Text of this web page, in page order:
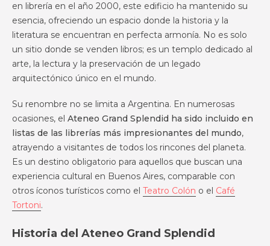
en librería en el año 2000, este edificio ha mantenido su
esencia, ofreciendo un espacio donde la historia y la
literatura se encuentran en perfecta armonía. No es solo
un sitio donde se venden libros; es un templo dedicado al
arte, la lectura y la preservación de un legado
arquitectónico único en el mundo.
Su renombre no se limita a Argentina. En numerosas
ocasiones, el Ateneo Grand Splendid ha sido incluido en
listas de las librerías más impresionantes del mundo,
atrayendo a visitantes de todos los rincones del planeta.
Es un destino obligatorio para aquellos que buscan una
experiencia cultural en Buenos Aires, comparable con
otros íconos turísticos como el Teatro Colón o el Café
Tortoni.
Historia del Ateneo Grand Splendid